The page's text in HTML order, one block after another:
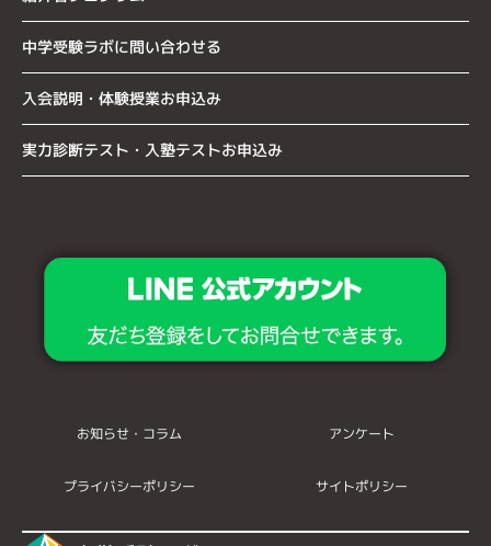
中学受験ラボに問い合わせる
入会説明・体験授業お申込み
実力診断テスト・入塾テストお申込み
お知らせ・コラム アンケート
プライバシーポリシー サイトポリシー